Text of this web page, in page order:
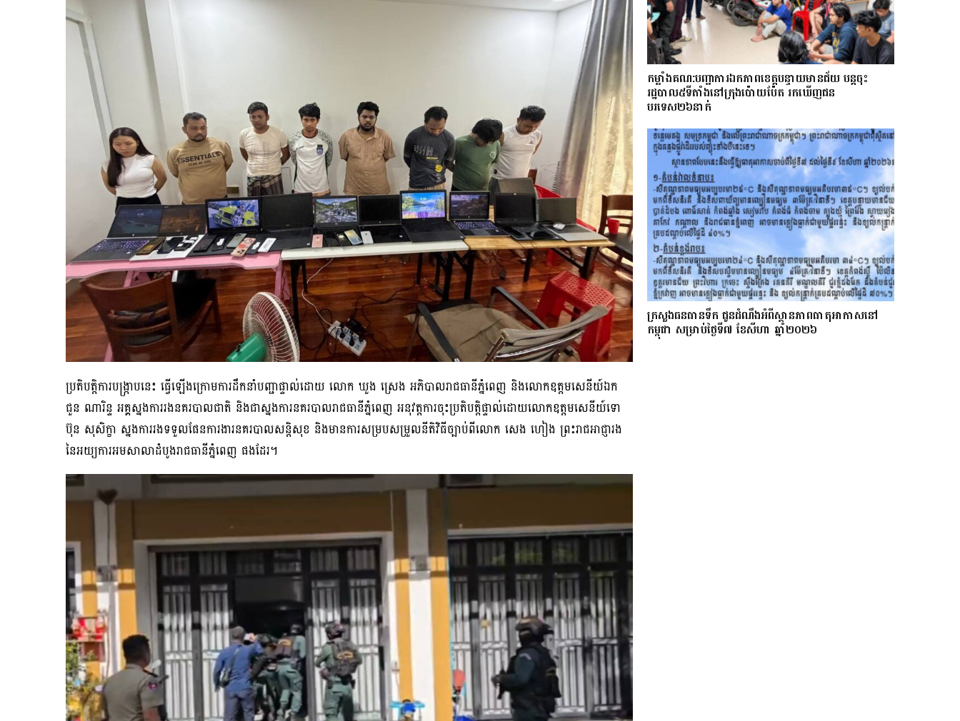
ប្រតិបត្តិការបង្ក្រាបនេះ ធ្វើឡើងក្រោមការដឹកនាំបញ្ជាផ្ទាល់ដោយ លោក ឃួង ស្រេង អភិបាលរាជធានីភ្នំពេញ និងលោកឧត្តមសេនីយ៍ឯក
ជួន ណារិន្ទ អគ្គស្នងការរងនគរបាលជាតិ និងជាស្នងការនគរបាលរាជធានីភ្នំពេញ អនុវត្តការចុះប្រតិបត្តិផ្ទាល់ដោយលោកឧត្តមសេនីយ៍ទោ
ប៊ុន សុសិក្ខា ស្នងការរងទទួលផែនការងារនគរបាលសន្តិសុខ និងមានការសម្របសម្រួលនីតិវិធីច្បាប់ពីលោក សេង ហៀង ព្រះរាជអាជ្ញារង
នៃអយ្យការអមសាលាដំបូងរាជធានីភ្នំពេញ ផងដែរ។
កម្លាំងគណ:បញ្ជាការឯកភាពខេត្តបន្ទាយមានជ័យ បន្តចុះ
រដ្ឋបាល៥ទីតាំងនៅក្រុងប៉ោយប៉ែត រកឃើញជន
បរទេស២៦នាក់
ក្រសួងធនធានទឹក ជូនដំណឹងអំពីស្ថានភាពធាតុអាកាសនៅ
កម្ពុជា សម្រាប់ថ្ងៃទី៧ ខែសីហា ឆ្នាំ២០២៦